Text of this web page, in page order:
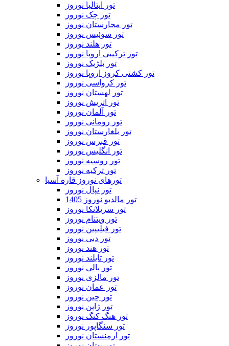
تور ایتالیا نوروز
تور چک نوروز
تور مجارستان نوروز
تور سوئیس نوروز
تور هلند نوروز
تور ترکیبی اروپا نوروز
تور بلژیک نوروز
تور کشتی کروز اروپا نوروز
تور کرواسی نوروز
تور لهستان نوروز
تور اتریش نوروز
تور آلمان نوروز
تور رومانی نوروز
تور بلغارستان نوروز
تور قبرس نوروز
تور انگلیس نوروز
تور روسیه نوروز
تور ترکیه نوروز
تورهای نوروز قاره آسیا
تور نپال نوروز
تور مالدیو نوروز 1405
تور سریلانکا نوروز
تور ویتنام نوروز
تور فیلیپین نوروز
تور دبی نوروز
تور هند نوروز
تور تایلند نوروز
تور بالی نوروز
تور مالزی نوروز
تور عمان نوروز
تور چین نوروز
تور ژاپن نوروز
تور هنگ کنگ نوروز
تور سنگاپور نوروز
تور ارمنستان نوروز